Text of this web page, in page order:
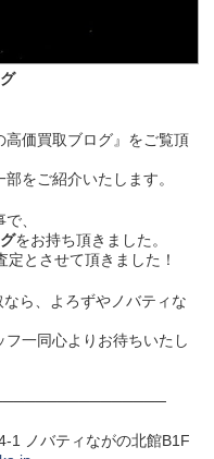
高価買取ブログ』をご覧頂
をご紹介いたします。
、
をお持ち頂きました。
とさせて頂きました！
ら、よろずやノバティな
一同心よりお待ちいたし
1 ノバティながの北館B1F